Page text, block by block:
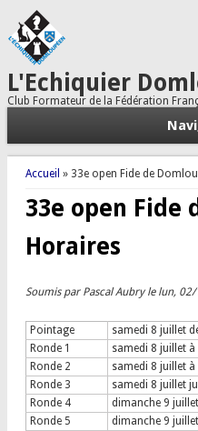
L'Echiquier
Club Formateur de la Fédération
Vous êtes ici
Accueil » 33e open Fide de
33e open Fide
Horaires
Soumis par Pascal Aubryle lun, 02/
Pointage
samedi 8 juillet
Ronde 1
samedi 8 juillet à
Ronde 2
samedi 8 juillet à
Ronde 3
samedi 8 juillet
Ronde 4
dimanche 9
Ronde 5
dimanche 9